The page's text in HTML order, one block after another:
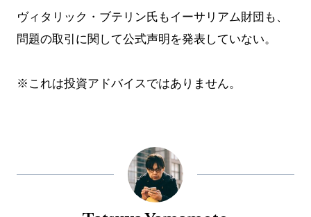
ヴィタリック・ブテリン氏もイーサリアム財団も、
問題の取引に関して公式声明を発表していない。
※これは投資アドバイスではありません。